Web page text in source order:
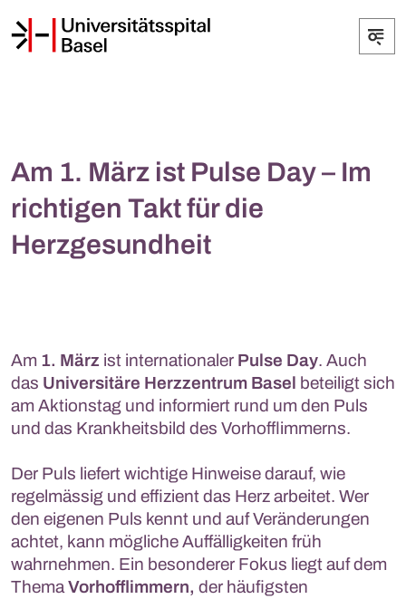
Am 1. März ist Pulse Day – Im
richtigen Takt für die
Herzgesundheit
Am 1. März ist internationaler Pulse Day. Auch
das Universitäre Herzzentrum Basel beteiligt sich
am Aktionstag und informiert rund um den Puls
und das Krankheitsbild des Vorhofflimmerns.
Der Puls liefert wichtige Hinweise darauf, wie
regelmässig und effizient das Herz arbeitet. Wer
den eigenen Puls kennt und auf Veränderungen
achtet, kann mögliche Auffälligkeiten früh
wahrnehmen. Ein besonderer Fokus liegt auf dem
ThemaVorhofflimmern, der häufigsten